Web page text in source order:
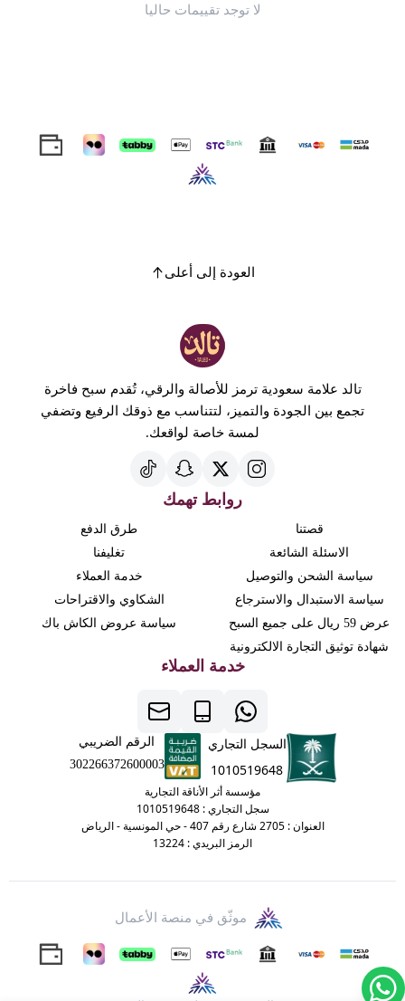
لا توجد تقييمات حاليا
العودة إلى أعلى
تالد علامة سعودية ترمز للأصالة والرقي، تُقدم سبح فاخرة
تجمع بين الجودة والتميز، لتتناسب مع ذوقك الرفيع وتضفي
لمسة خاصة لواقعك.
روابط تهمك
قصتنا
الاسئلة الشائعة
سياسة الشحن والتوصيل
سياسة الاستبدال والاسترجاع
عرض 59 ريال على جميع السبح
شهادة توثيق التجارة الالكترونية
طرق الدفع
تغليفنا
خدمة العملاء
الشكاوي والاقتراحات
سياسة عروض الكاش باك
خدمة العملاء
السجل التجاري
1010519648
الرقم الضريبي
302266372600003
مؤسسة أثر الأناقة التجارية
سجل التجاري : 1010519648
العنوان : 2705 شارع رقم 407 - حي المونسية - الرياض
الرمز البريدي : 13224
موثّق في منصة الأعمال